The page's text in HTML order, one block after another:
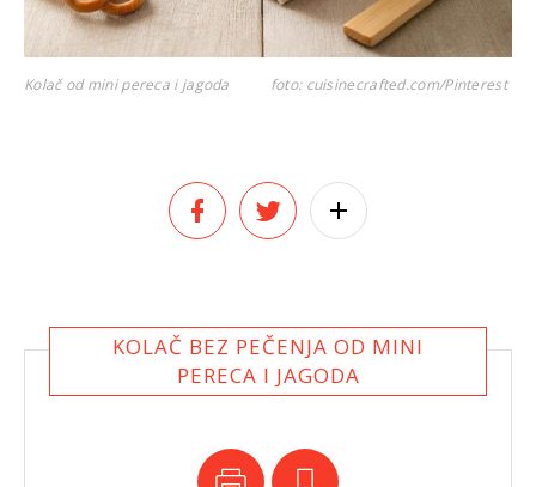
Kolač od mini pereca i jagoda foto: cuisinecrafted.com/Pinterest
KOLAČ BEZ PEČENJA OD MINI
PERECA I JAGODA